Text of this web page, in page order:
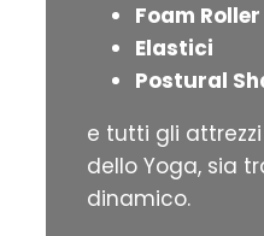
Foam Roller
Elastici
Postural
e tutti gli
dello Yoga, sia
dinamico.